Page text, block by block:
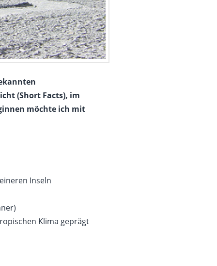
(Short Facts), im
möchte ich mit
Inseln
Klima geprägt